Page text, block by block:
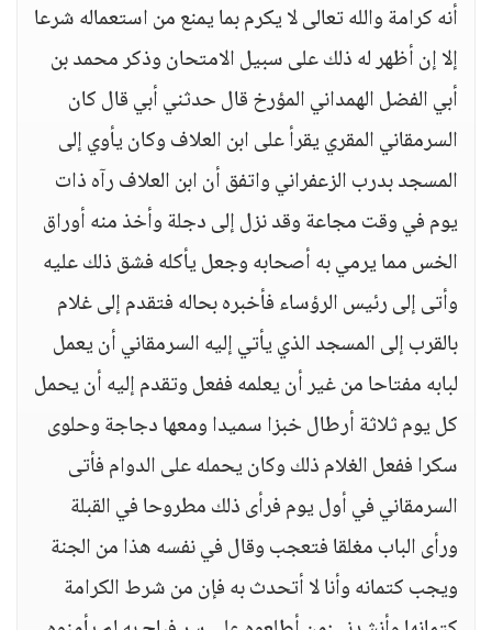
أنه كرامة والله تعالى لا يكرم بما يمنع من استعماله شرعا
إلا إن أظهر له ذلك على سبيل الامتحان وذكر محمد بن
أبي الفضل الهمداني المؤرخ قال حدثني أبي قال كان
السرمقاني المقري يقرأ على ابن العلاف وكان يأوي إلى
المسجد بدرب الزعفراني واتفق أن ابن العلاف رآه ذات
يوم في وقت مجاعة وقد نزل إلى دجلة وأخذ منه أوراق
الخس مما يرمي به أصحابه وجعل يأكله فشق ذلك عليه
وأتى إلى رئيس الرؤساء فأخبره بحاله فتقدم إلى غلام
بالقرب إلى المسجد الذي يأتي إليه السرمقاني أن يعمل
لبابه مفتاحا من غير أن يعلمه ففعل وتقدم إليه أن يحمل
كل يوم ثلاثة أرطال خبزا سميدا ومعها دجاجة وحلوى
سكرا ففعل الغلام ذلك وكان يحمله على الدوام فأتى
السرمقاني في أول يوم فرأى ذلك مطروحا في القبلة
ورأى الباب مغلقا فتعجب وقال في نفسه هذا من الجنة
ويجب كتمانه وأنا لا أتحدث به فإن من شرط الكرامة